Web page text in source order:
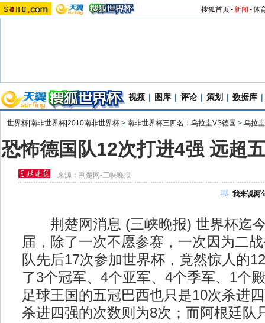
搜狐首页-新闻 -体
视频 | 图库 | 评论 | 策划 | 数据库 |
世界杯|南非世界杯|2010南非世界杯 > 南非世界杯三四名：乌拉圭VS德国 > 乌拉
恐怖德国队12次打进4强 远超
来源： 荆楚网-三峡晚报
我来说两
荆楚网消息 (三峡晚报) 世界杯迄今
届，除了一次不愿参赛，一次因为二
队先后17次参加世界杯，竟然惊人的
了3个冠军、4个亚军、4个季军、1个
足球王国的五冠巴西也只是10次杀进
杀进四强的次数则为8次；而阿根廷队